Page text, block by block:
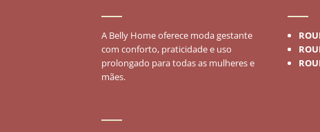
A Belly Home oferece moda gestante
com conforto, praticidade e uso
prolongado para todas as mulheres e
mães.